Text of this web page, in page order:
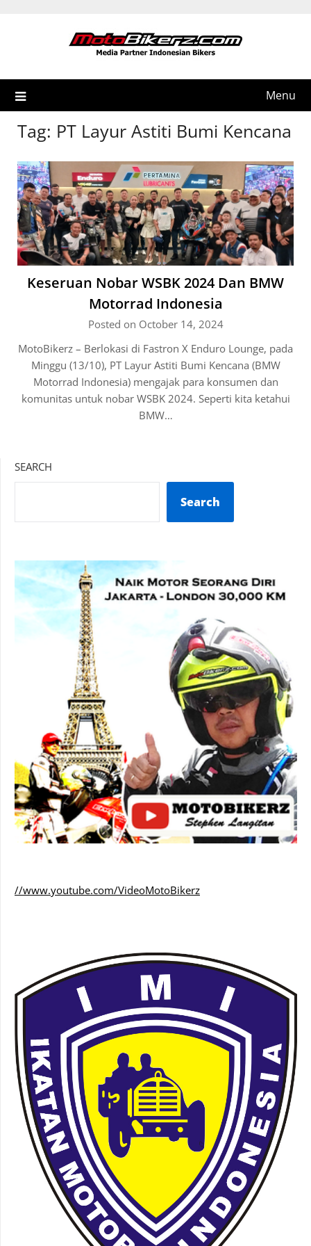
Menu
Tag: PT Layur Astiti Bumi Kencana
Keseruan Nobar WSBK 2024 Dan BMW
Motorrad Indonesia
Posted on October 14, 2024
MotoBikerz – Berlokasi di Fastron X Enduro Lounge, pada
Minggu (13/10), PT Layur Astiti Bumi Kencana (BMW
Motorrad Indonesia) mengajak para konsumen dan
komunitas untuk nobar WSBK 2024. Seperti kita ketahui
BMW…
SEARCH
Search
//www.youtube.com/VideoMotoBikerz